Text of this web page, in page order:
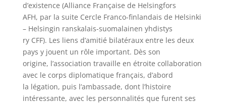
d’existence (Alliance Française de Helsingfors
AFH, par la suite Cercle Franco-finlandais de Helsinki
– Helsingin ranskalais-suomalainen yhdistys
ry CFF). Les liens d’amitié bilatéraux entre les deux
pays y jouent un rôle important. Dès son
origine, l’association travaille en étroite collaboration
avec le corps diplomatique français, d’abord
la légation, puis l’ambassade, dont l’histoire
intéressante, avec les personnalités que furent ses